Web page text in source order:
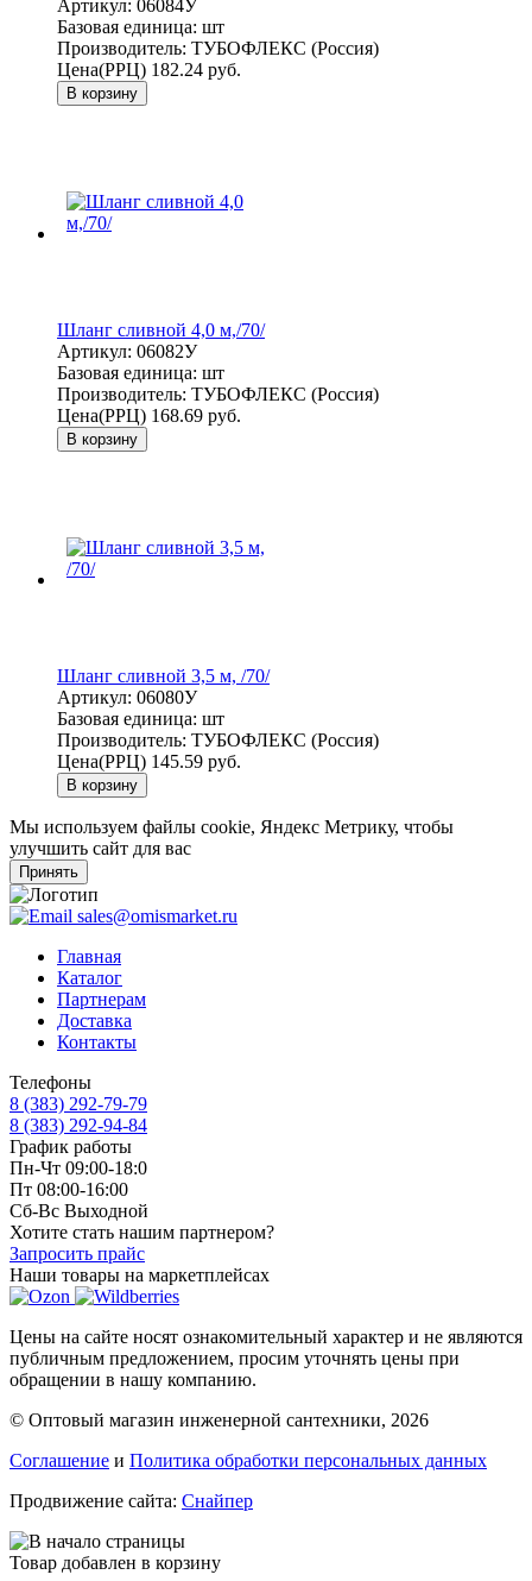
Артикул: 06084У
Базовая единица: шт
Производитель: ТУБОФЛЕКС (Россия)
Цена(РРЦ) 182.24 руб.
В корзину
Шланг сливной 4,0 м,/70/
Артикул: 06082У
Базовая единица: шт
Производитель: ТУБОФЛЕКС (Россия)
Цена(РРЦ) 168.69 руб.
В корзину
Шланг сливной 3,5 м, /70/
Артикул: 06080У
Базовая единица: шт
Производитель: ТУБОФЛЕКС (Россия)
Цена(РРЦ) 145.59 руб.
В корзину
Мы используем файлы cookie, Яндекс Метрику, чтобы
улучшить сайт для вас
Принять
sales@omismarket.ru
Главная
Каталог
Партнерам
Доставка
Контакты
Телефоны
8 (383) 292-79-79
8 (383) 292-94-84
График работы
Пн-Чт 09:00-18:0
Пт 08:00-16:00
Сб-Вс Выходной
Хотите стать нашим партнером?
Запросить прайс
Наши товары на маркетплейсах
Цены на сайте носят ознакомительный характер и не являются
публичным предложением, просим уточнять цены при
обращении в нашу компанию.
© Оптовый магазин инженерной сантехники, 2026
Соглашение и Политика обработки персональных данных
Продвижение сайта: Снайпер
Товар добавлен в корзину